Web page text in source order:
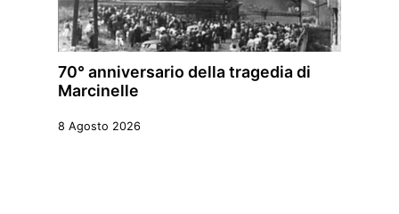
70° anniversario della tragedia di
Marcinelle
8 Agosto 2026